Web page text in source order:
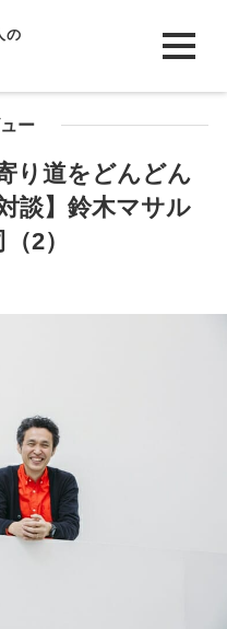
の
ー
り道をどんどん
談】鈴木マサル
2）